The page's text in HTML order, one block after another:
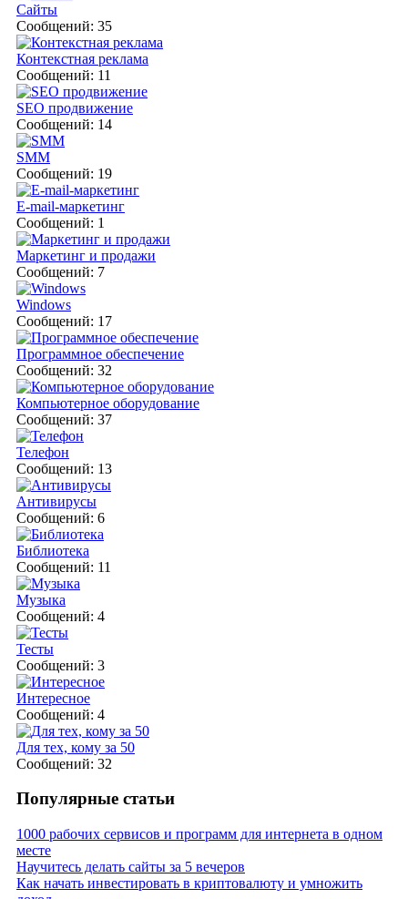
Сайты
Сообщений: 35
Контекстная реклама
Сообщений: 11
SEO продвижение
Сообщений: 14
SMM
Сообщений: 19
E-mail-маркетинг
Сообщений: 1
Маркетинг и продажи
Сообщений: 7
Windows
Сообщений: 17
Программное обеспечение
Сообщений: 32
Компьютерное оборудование
Сообщений: 37
Телефон
Сообщений: 13
Антивирусы
Сообщений: 6
Библиотека
Сообщений: 11
Музыка
Сообщений: 4
Тесты
Сообщений: 3
Интересное
Сообщений: 4
Для тех, кому за 50
Сообщений: 32
Популярные статьи
1000 рабочих сервисов и программ для интернета в одном
месте
Научитесь делать сайты за 5 вечеров
Как начать инвестировать в криптовалюту и умножить